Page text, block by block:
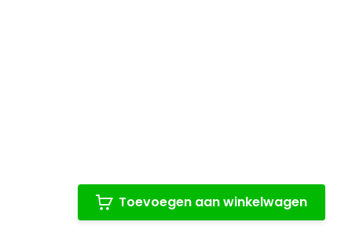
Toevoegen aan winkelwagen